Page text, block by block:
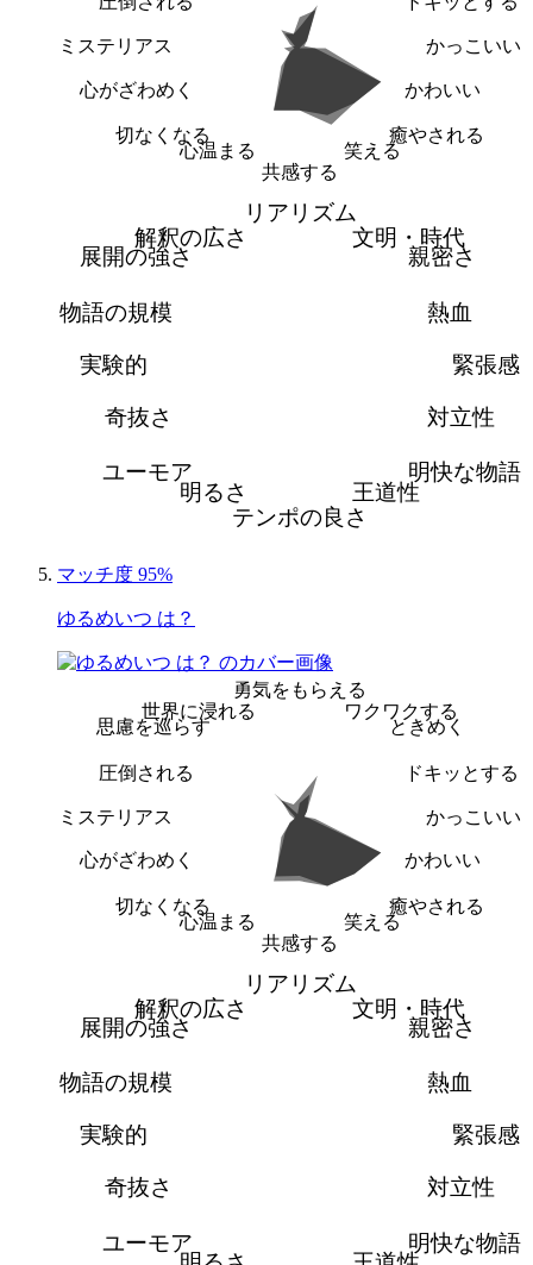
かっこいい
かわいい
癒やされる
笑える
共感する
心温まる
切なくなる
心がざわめく
ミステリアス
リアリズム
文明・時代
親密さ
熱血
緊張感
対立性
明快な物語
王道性
テンポの良さ
明るさ
ユーモア
奇抜さ
実験的
物語の規模
展開の強さ
解釈の広さ
マッチ度 95%
ゆるめいつ は？
勇気をもらえる
ワクワクする
ときめく
ドキッとする
かっこいい
かわいい
癒やされる
笑える
共感する
心温まる
切なくなる
心がざわめく
ミステリアス
圧倒される
思慮を巡らす
世界に浸れる
リアリズム
文明・時代
親密さ
熱血
緊張感
対立性
明快な物語
ユーモア
奇抜さ
実験的
物語の規模
展開の強さ
解釈の広さ